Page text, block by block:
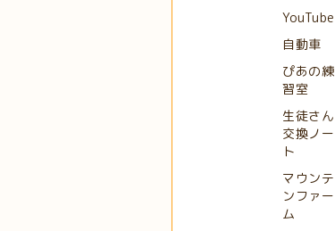
YouTube
自動車
ぴあの練
習室
生徒さん
交換ノー
ト
マウンテ
ンファー
ム